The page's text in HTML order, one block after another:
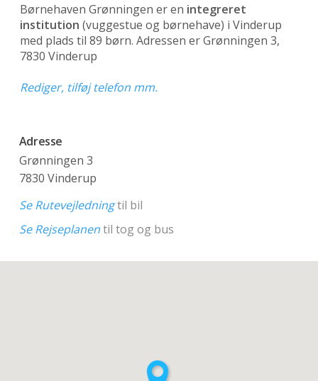
Børnehaven Grønningen er en integreret
institution (vuggestue og børnehave) i Vinderup
med plads til 89 børn. Adressen er Grønningen 3,
7830 Vinderup
Rediger, tilføj telefon mm.
Adresse
Grønningen 3
7830 Vinderup
Se Rutevejledningtil bil
Se Rejseplanentil tog og bus